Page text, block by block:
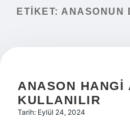
Yasal Uyarı
ETIKET: ANASONUN
ANASON HANGI
KULLANILIR
Tarih: Eylül 24, 2024